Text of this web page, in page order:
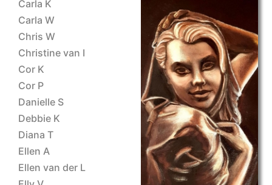
Carla K
Carla W
Chris W
Christine van I
Cor K
Cor P
Danielle S
Debbie K
Diana T
Ellen A
Ellen van der L
brunaille